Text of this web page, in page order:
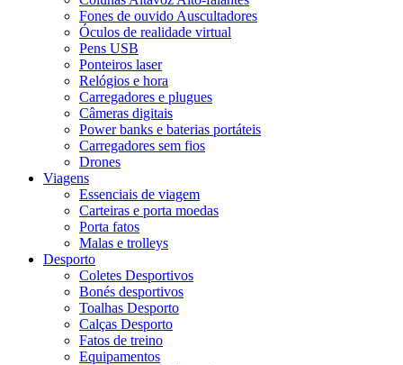
Fones de ouvido Auscultadores
Óculos de realidade virtual
Pens USB
Ponteiros laser
Relógios e hora
Carregadores e plugues
Câmeras digitais
Power banks e baterias portáteis
Carregadores sem fios
Drones
Viagens
Essenciais de viagem
Carteiras e porta moedas
Porta fatos
Malas e trolleys
Desporto
Coletes Desportivos
Bonés desportivos
Toalhas Desporto
Calças Desporto
Fatos de treino
Equipamentos